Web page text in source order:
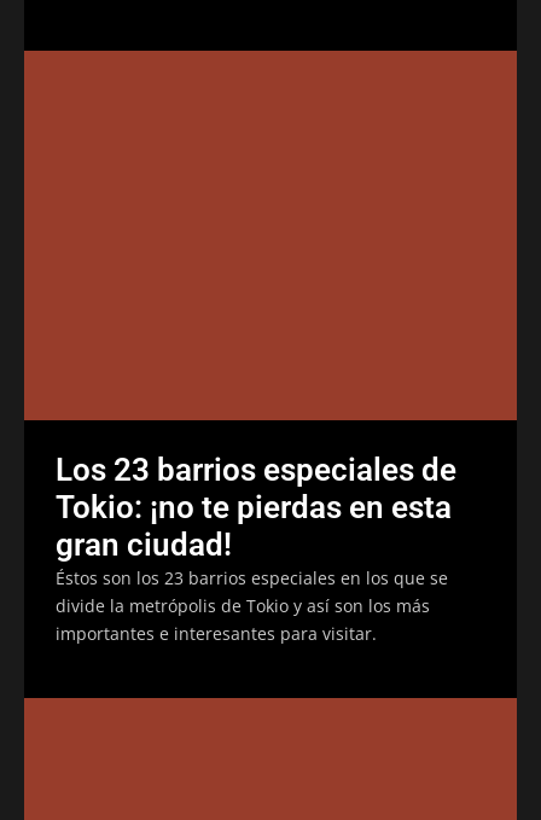
Los 23 barrios especiales de
Tokio: ¡no te pierdas en esta
gran ciudad!
Éstos son los 23 barrios especiales en los que se
divide la metrópolis de Tokio y así son los más
importantes e interesantes para visitar.